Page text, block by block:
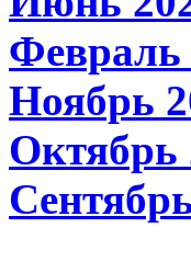
Февраль
Ноябрь
Октябрь